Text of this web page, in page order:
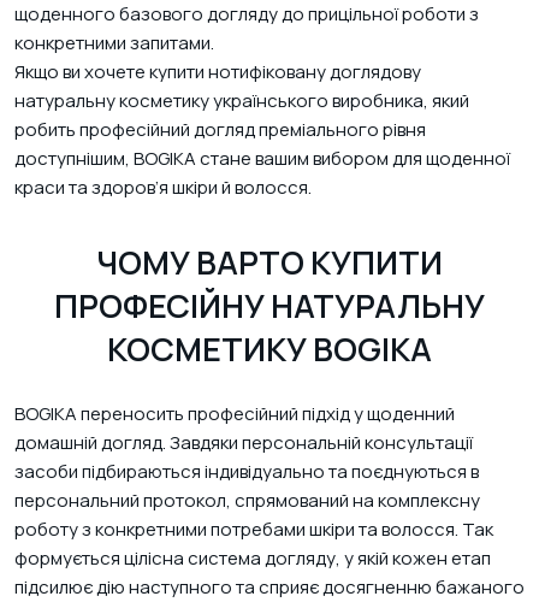
щоденного базового догляду до прицільної роботи з
конкретними запитами.
Якщо ви хочете купити нотифіковану доглядову
натуральну косметику українського виробника, який
робить професійний догляд преміального рівня
доступнішим, BOGIKA стане вашим вибором для щоденної
краси та здоров’я шкіри й волосся.
ЧОМУ ВАРТО КУПИТИ
ПРОФЕСІЙНУ НАТУРАЛЬНУ
КОСМЕТИКУ BOGIKA
BOGIKA переносить професійний підхід у щоденний
домашній догляд. Завдяки персональній консультації
засоби підбираються індивідуально та поєднуються в
персональний протокол, спрямований на комплексну
роботу з конкретними потребами шкіри та волосся. Так
формується цілісна система догляду, у якій кожен етап
підсилює дію наступного та сприяє досягненню бажаного